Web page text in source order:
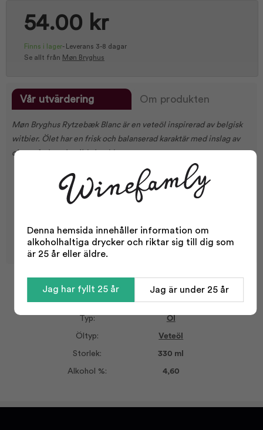
54.00 kr
Finns i lager-
Leverans 3-8 dagar
Se allt från Møn Bryghus
Vår utvärdering Om produkten
Møn Bryghus Rytzebæk Blanc är en veteöl inspirerad av belgisk
witbier. Ölet har en frisk och balanserad karaktär med inslag av
citrus, frukt och milda kryddtoner.
Typ: Öl
Öltyp: Veteöl
Storlek: 330 ml
Alkohol %: 4,60
Denna hemsida innehåller information om
alkoholhaltiga drycker och riktar sig till dig som
är 25 år eller äldre.
Jag har fyllt 25 år Jag är under 25 år